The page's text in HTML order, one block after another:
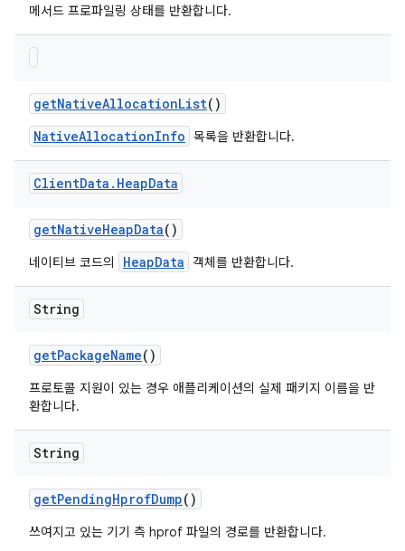
메서드 프로파일링 상태를 반환합니다.
getNativeAllocationList()
NativeAllocationInfo 목록을 반환합니다.
ClientData . HeapData
getNativeHeapData()
네이티브 코드의 HeapData 객체를 반환합니다.
String
getPackageName()
프로토콜 지원이 있는 경우 애플리케이션의 실제 패키지 이름을 반
환합니다.
String
getPendingHprofDump()
쓰여지고 있는 기기 측 hprof 파일의 경로를 반환합니다.